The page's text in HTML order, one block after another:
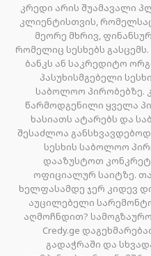
კრედი არის შუამავალი
კლიენტისთვის,
მეორე მხრივ,
რომელიც სესხებს
ბანკს ან საკრედიტო
პასუხისმგებელი
საბოლოო პირობებზე.
წარმოდგენილი ყველა
ხასიათს ატარებს და
შესაძლოა
სესხის საბოლოო
დააზუსტოთ
ოფიციალურ საიტზე.
ხელფასამდე ჯერ კიდევ
აუცილებელი
აღმოჩნდით?
Credy.ge
გადაჭრაში და